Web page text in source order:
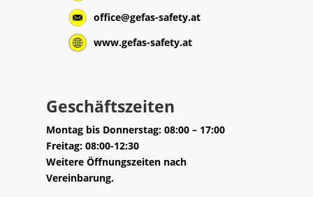
office@gefas-safety.at
www.gefas-safety.at
Geschäftszeiten
Montag bis Donnerstag: 08:00 – 17:00
Freitag: 08:00-12:30
Weitere Öffnungszeiten nach
Vereinbarung.